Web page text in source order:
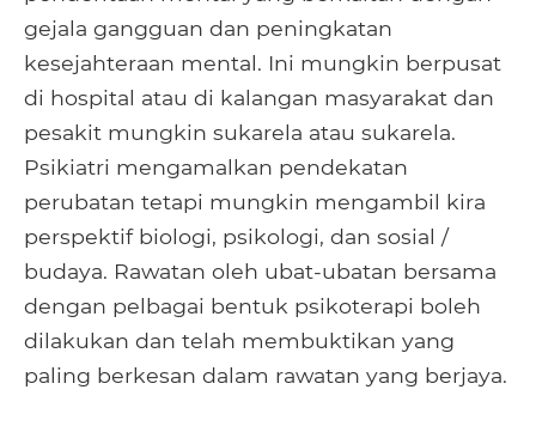
gejala gangguan dan peningkatan
kesejahteraan mental. Ini mungkin berpusat
di hospital atau di kalangan masyarakat dan
pesakit mungkin sukarela atau sukarela.
Psikiatri mengamalkan pendekatan
perubatan tetapi mungkin mengambil kira
perspektif biologi, psikologi, dan sosial /
budaya. Rawatan oleh ubat-ubatan bersama
dengan pelbagai bentuk psikoterapi boleh
dilakukan dan telah membuktikan yang
paling berkesan dalam rawatan yang berjaya.